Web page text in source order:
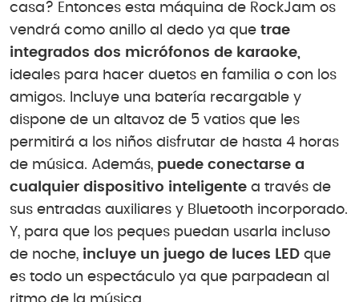
casa? Entonces esta máquina de RockJam os
vendrá como anillo al dedo ya que trae
integrados dos micrófonos de karaoke,
ideales para hacer duetos en familia o con los
amigos. Incluye una batería recargable y
dispone de un altavoz de 5 vatios que les
permitirá a los niños disfrutar de hasta 4 horas
de música. Además, puede conectarse a
cualquier dispositivo inteligente a través de
sus entradas auxiliares y Bluetooth incorporado.
Y, para que los peques puedan usarla incluso
de noche, incluye un juego de luces LED que
es todo un espectáculo ya que parpadean al